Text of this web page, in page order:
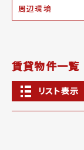
周辺環境
賃貸物件一覧
リスト表示